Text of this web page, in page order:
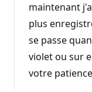
maintenant
plus
se passe
violet ou sur
votre patience